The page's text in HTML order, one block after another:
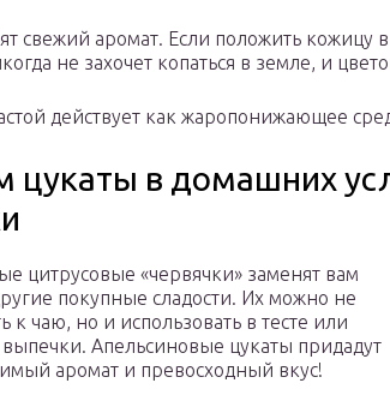
свежий аромат. Если положить кожицу
не захочет копаться в земле, и
действует как жаропонижающее
цукаты в домашних
цитрусовые «червячки» заменят вам
покупные сладости. Их можно не
к чаю, но и использовать в тесте или
Апельсиновые цукаты придадут
аромат и превосходный вкус!